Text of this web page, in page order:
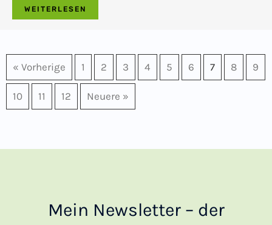
WEITERLESEN
« Vorherige 1 2 3 4 5 6 7 8 9
10 11 12 Neuere »
Mein Newsletter – der